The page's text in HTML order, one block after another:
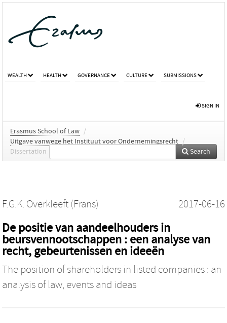
WEALTH HEALTH GOVERNANCE CULTURE SUBMISSIONS
SIGN IN
Erasmus School of Law /
Uitgave vanwege het Instituut voor Ondernemingsrecht /
Dissertation
Search
F.G.K. Overkleeft (Frans) 2017-06-16
De positie van aandeelhouders in
beursvennootschappen : een analyse van
recht, gebeurtenissen en ideeën
The position of shareholders in listed companies : an
analysis of law, events and ideas